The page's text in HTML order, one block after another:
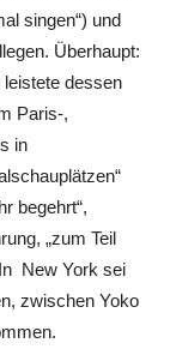
singen“) und
Überhaupt:
dessen
Paris-,
in
begehrt“,
„zum Teil
New York sei
zwischen Yoko